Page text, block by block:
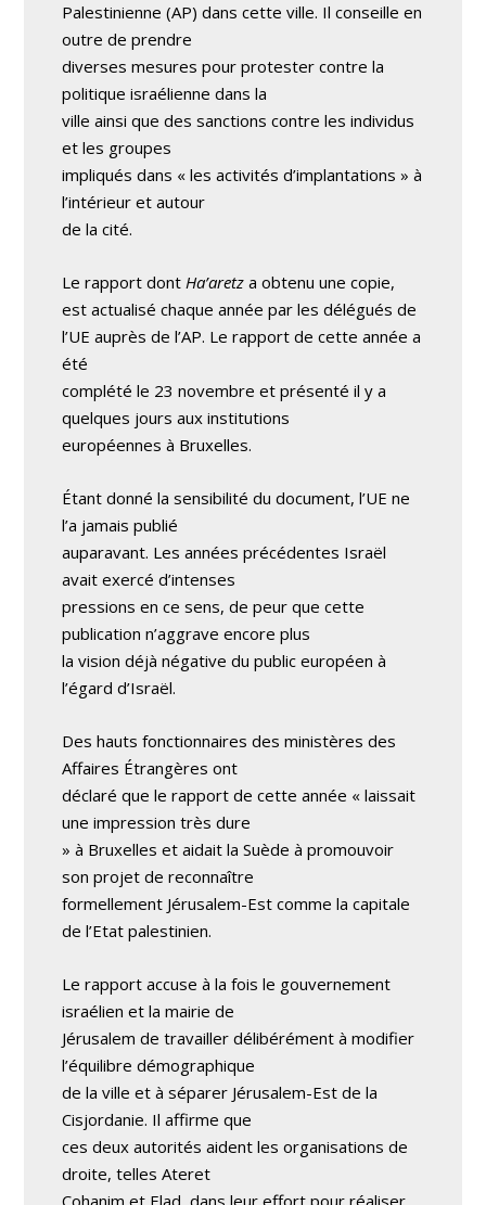
Palestinienne (AP) dans cette ville. Il conseille en
outre de prendre
diverses mesures pour protester contre la
politique israélienne dans la
ville ainsi que des sanctions contre les individus
et les groupes
impliqués dans « les activités d’implantations » à
l’intérieur et autour
de la cité.
Le rapport dontHa’aretz a obtenu une copie,
est actualisé chaque année par les délégués de
l’UE auprès de l’AP. Le rapport de cette année a
été
complété le 23 novembre et présenté il y a
quelques jours aux institutions
européennes à Bruxelles.
Étant donné la sensibilité du document, l’UE ne
l’a jamais publié
auparavant. Les années précédentes Israël
avait exercé d’intenses
pressions en ce sens, de peur que cette
publication n’aggrave encore plus
la vision déjà négative du public européen à
l’égard d’Israël.
Des hauts fonctionnaires des ministères des
Affaires Étrangères ont
déclaré que le rapport de cette année « laissait
une impression très dure
» à Bruxelles et aidait la Suède à promouvoir
son projet de reconnaître
formellement Jérusalem-Est comme la capitale
de l’Etat palestinien.
Le rapport accuse à la fois le gouvernement
israélien et la mairie de
Jérusalem de travailler délibérément à modifier
l’équilibre démographique
de la ville et à séparer Jérusalem-Est de la
Cisjordanie. Il affirme que
ces deux autorités aident les organisations de
droite, telles Ateret
Cohanim et Elad, dans leur effort pour réaliser